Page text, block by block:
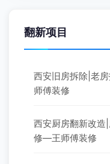
翻新项目
西安旧房拆除|老
师傅装修
西安厨房翻新改造
修—王师傅装修